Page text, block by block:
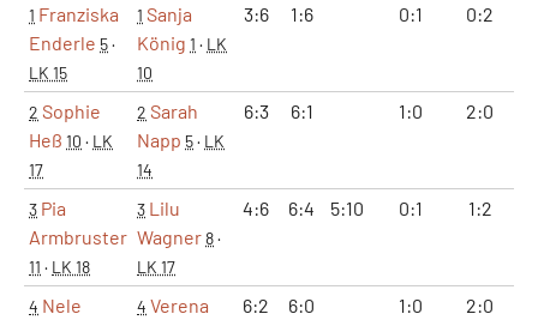
1 Franziska
Enderle 5·
LK 15
1 Sanja
König 1 · LK
10
3:6 1:6 0:1 0:2
2 Sophie
Heß 10 · LK
17
2 Sarah
Napp 5· LK
14
6:3 6:1 1:0 2:0
3 Pia
Armbruster
11 · LK 18
3 Lilu
Wagner8·
LK 17
4:6 6:4 5:10 0:1 1:2
4 Nele
4 Verena
6:2 6:0 1:0 2:0